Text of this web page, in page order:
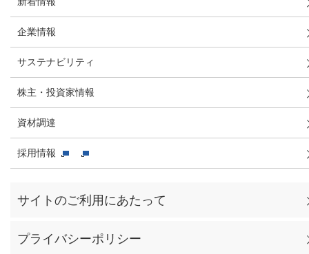
企業情報
サステナビリティ
株主・投資家情報
資材調達
採用情報
サイトのご利用にあたって
プライバシーポリシー